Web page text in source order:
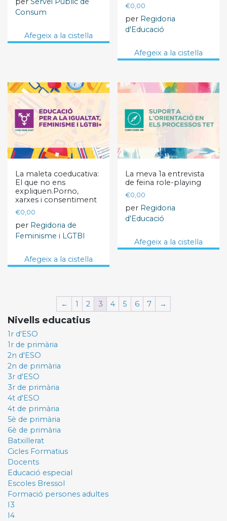
Consum
Afegeix a la cistella
€0,00
per Regidoria
d'Educació
Afegeix a la cistella
La maleta coeducativa:
El que no ens
expliquen.Porno,
xarxes i consentiment
€0,00
per Regidoria de
Feminisme i LGTBI
Afegeix a la cistella
La meva 1a entrevista
de feina role-playing
€0,00
per Regidoria
d'Educació
Afegeix a la cistella
← 1 2 3 4 5 6 7 →
Nivells educatius
1r d'ESO
1r de primària
2n d'ESO
2n de primària
3r d'ESO
3r de primària
4t d'ESO
4t de primària
5è de primària
6è de primària
Batxillerat
Cicles Formatius
Docents
Educació especial
Escoles Bressol
Formació persones adultes
I3
I4